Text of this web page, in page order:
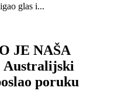
glas i...
JE NAŠA
poruku